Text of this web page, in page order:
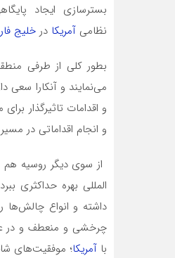
بسترسازی ایجاد
نظامی آمریکا در خلیج
بطور کلی از طرفی
می‌نمایند و آنکارا سعی
و اقدامات تاثیرگذار
و انجام اقداماتی در
از سوی دیگر روسیه هم
داشته و انواع
چرخشی و منعطف و در
با آمریکا؛ موفقیت‌های